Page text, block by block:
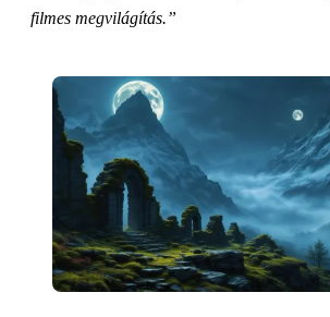
filmes megvilágítás.”